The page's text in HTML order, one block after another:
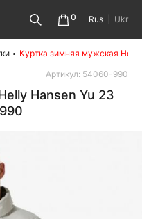
0 Rus Ukr
Куртка зимняя мужская
Артикул: 54060-990
Hansen Yu 23